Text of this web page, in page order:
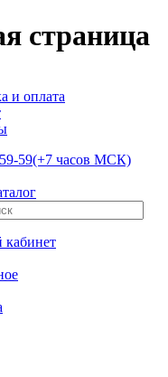
страница
и оплата
59(+7 часов МСК)